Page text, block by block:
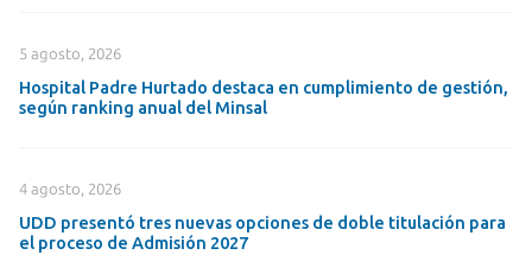
5 agosto, 2026
Hospital Padre Hurtado destaca en cumplimiento de gestión,
según ranking anual del Minsal
4 agosto, 2026
UDD presentó tres nuevas opciones de doble titulación para
el proceso de Admisión 2027